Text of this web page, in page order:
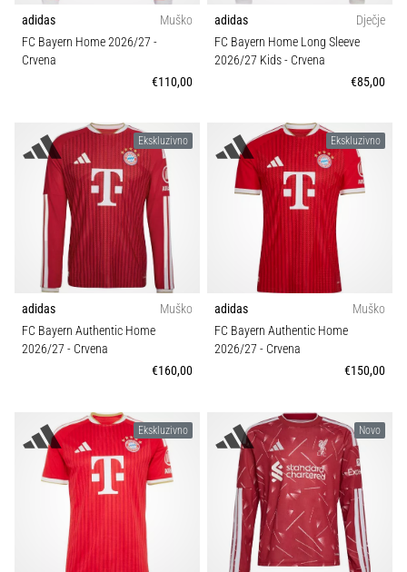
1. 7. 2025
1 min. čitanja
Victories
Pripremi
ženski
2025
službenim
dresovima
PUMA.
utakmice,
Klubovi
Kroj
Karakteristike
Igrač
Pozicija
Sezona
Održivost
adidas
Muško
FC Bayern Home 2026/27 -
Crvena
€110,00
adidas
Dječje
FC Bayern Home Long Sleeve
2026/27 Kids- Crvena
€85,00
Ekskluzivno
adidas
Muško
FC Bayern Authentic Home
2026/27 - Crvena
€160,00
Ekskluzivno
adidas
Muško
FC Bayern Authentic Home
2026/27 - Crvena
€150,00
Ekskluzivno Novo